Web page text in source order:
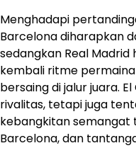
Menghadapi
Barcelona diharapkan
sedangkan Real
kembali ritme
bersaing di jalur juara.
rivalitas, tetapi juga
kebangkitan semangat
Barcelona, dan